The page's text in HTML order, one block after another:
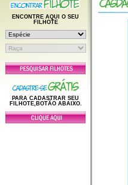
ENCONTRE AQUI O SEU
FILHOTE
PARA CADASTRAR SEU
FILHOTE,BOTÃO ABAIXO.